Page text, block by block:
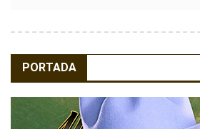
PORTADA